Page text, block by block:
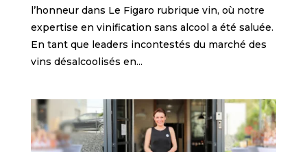
l’honneur dans Le Figaro rubrique vin, où notre
expertise en vinification sans alcool a été saluée.
En tant que leaders incontestés du marché des
vins désalcoolisés en...